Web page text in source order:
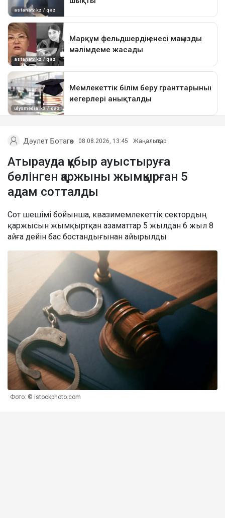
Дәулет Ботагөз 08.08.2026, 13:45 Жаңалықтар
Атырауда құбыр ауыстыруға
бөлінген қаржыны жымқырған 5
адам сотталды
Сот шешімі бойынша, квазимемлекеттік сектордың
қаржысын жымқыртқан азаматтар 5 жылдан 6 жыл 8
айға дейін бас бостандығынан айырылды
Фото: © istockphoto.com